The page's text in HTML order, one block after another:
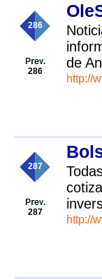
286
286
de
http://
287
287
http://